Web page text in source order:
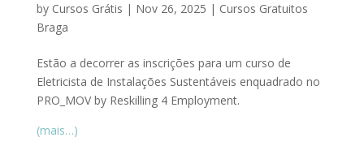
by Cursos Grátis | Nov 26, 2025 | Cursos Gratuitos
Braga
Estão a decorrer as inscrições para um curso de
Eletricista de Instalações Sustentáveis enquadrado no
PRO_MOV by Reskilling 4 Employment.
(mais…)